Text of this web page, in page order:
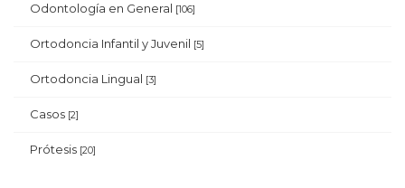
Odontología en General [106]
Ortodoncia Infantil y Juvenil [5]
Ortodoncia Lingual [3]
Casos [2]
Prótesis [20]